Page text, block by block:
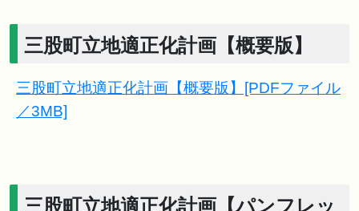
三股町立地適正化計画【概要版】
三股町立地適正化計画【概要版】[PDFファイル
／3MB]
三股町立地適正化計画【パンフレッ